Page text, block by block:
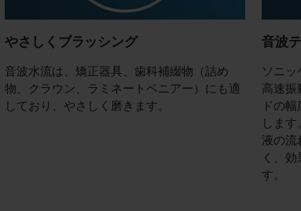
やさしくブラッシング
音波水流は、矯正器具、歯科補綴物（詰め
物、クラウン、ラミネートベニアー）にも適
しており、やさしく磨きます。
音波
ソニッ
高速振
ドの
しま
液の流
く、
す。